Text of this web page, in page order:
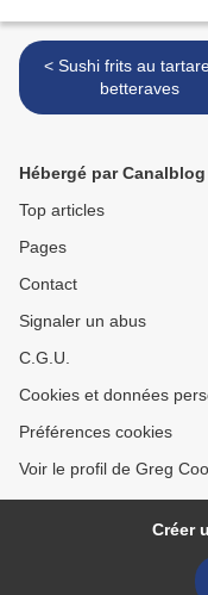
< Sushi frits au tartare de
betteraves
Hébergé par Canalblog
Top articles
Pages
Contact
Signaler un abus
C.G.U.
Cookies et données
Préférences cookies
Voir le profil de Greg
Créer